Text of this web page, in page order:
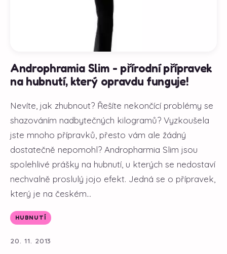
Androphramia Slim - přírodní přípravek
na hubnutí, který opravdu funguje!
Nevíte, jak zhubnout? Řešíte nekončící problémy se
shazováním nadbytečných kilogramů? Vyzkoušela
jste mnoho přípravků, přesto vám ale žádný
dostatečně nepomohl? Andropharmia Slim jsou
spolehlivé prášky na hubnutí, u kterých se nedostaví
nechvalně proslulý jojo efekt. Jedná se o přípravek,
který je na českém...
HUBNUTÍ
20. 11. 2013